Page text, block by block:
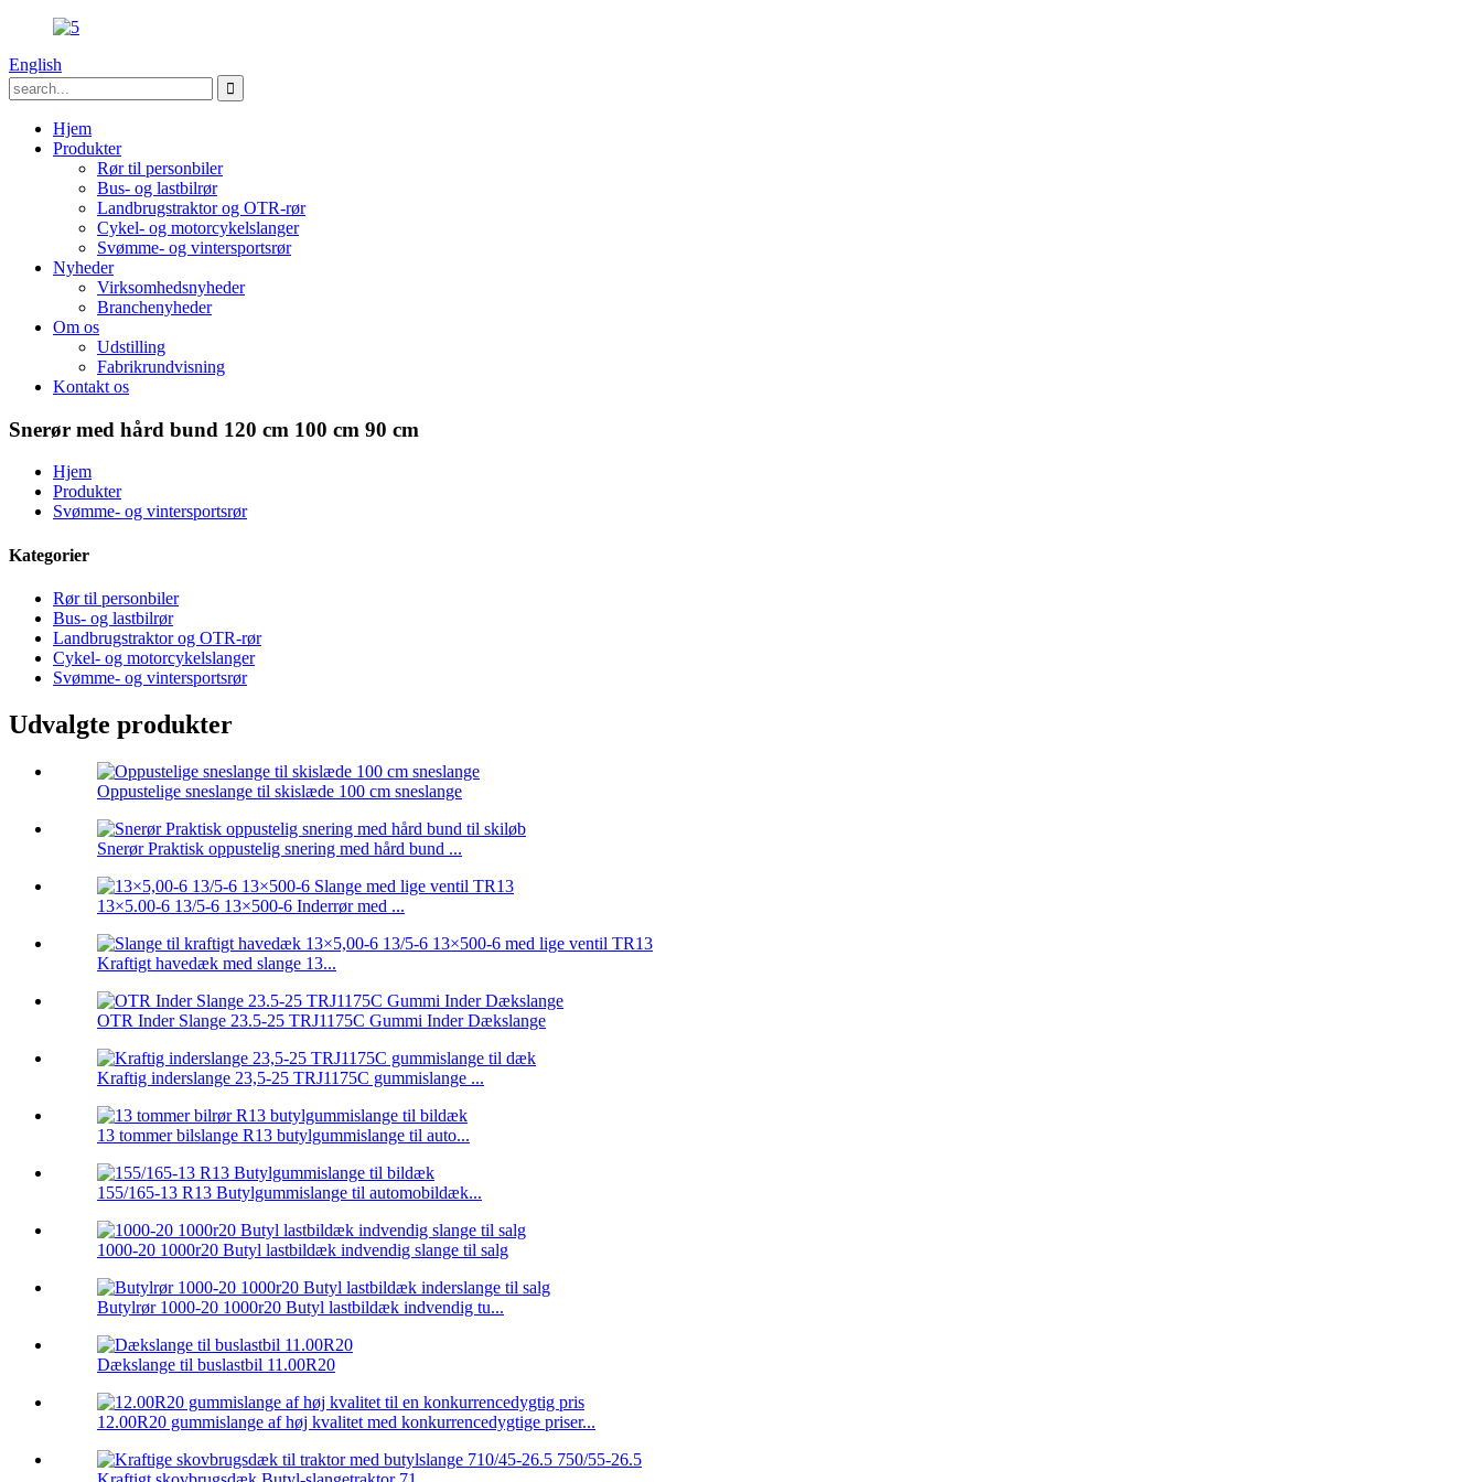
English
Hjem
Produkter
Rør til personbiler
Bus- og lastbilrør
Landbrugstraktor og OTR-rør
Cykel- og motorcykelslanger
Svømme- og vintersportsrør
Nyheder
Virksomhedsnyheder
Branchenyheder
Om os
Udstilling
Fabrikrundvisning
Kontakt os
Snerør med hård bund 120 cm 100 cm 90 cm
Hjem
Produkter
Svømme- og vintersportsrør
Kategorier
Rør til personbiler
Bus- og lastbilrør
Landbrugstraktor og OTR-rør
Cykel- og motorcykelslanger
Svømme- og vintersportsrør
Udvalgte produkter
Oppustelige sneslange til skislæde 100 cm sneslange
Snerør Praktisk oppustelig snering med hård bund ...
13×5.00-6 13/5-6 13×500-6 Inderrør med ...
Kraftigt havedæk med slange 13...
OTR Inder Slange 23.5-25 TRJ1175C Gummi Inder Dækslange
Kraftig inderslange 23,5-25 TRJ1175C gummislange ...
13 tommer bilslange R13 butylgummislange til auto...
155/165-13 R13 Butylgummislange til automobildæk...
1000-20 1000r20 Butyl lastbildæk indvendig slange til salg
Butylrør 1000-20 1000r20 Butyl lastbildæk indvendig tu...
Dækslange til buslastbil 11.00R20
12.00R20 gummislange af høj kvalitet med konkurrencedygtige priser...